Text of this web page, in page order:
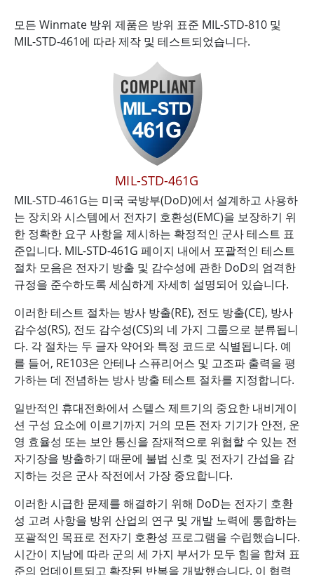
모든 Winmate 방위 제품은 방위 표준 MIL-STD-810 및
MIL-STD-461에 따라 제작 및 테스트되었습니다.
MIL-STD-461G
MIL-STD-461G는 미국 국방부(DoD)에서 설계하고 사용하
는 장치와 시스템에서 전자기 호환성(EMC)을 보장하기 위
한 정확한 요구 사항을 제시하는 확정적인 군사 테스트 표
준입니다. MIL-STD-461G 페이지 내에서 포괄적인 테스트
절차 모음은 전자기 방출 및 감수성에 관한 DoD의 엄격한
규정을 준수하도록 세심하게 자세히 설명되어 있습니다.
이러한 테스트 절차는 방사 방출(RE), 전도 방출(CE), 방사
감수성(RS), 전도 감수성(CS)의 네 가지 그룹으로 분류됩니
다. 각 절차는 두 글자 약어와 특정 코드로 식별됩니다. 예
를 들어, RE103은 안테나 스퓨리어스 및 고조파 출력을 평
가하는 데 전념하는 방사 방출 테스트 절차를 지정합니다.
일반적인 휴대전화에서 스텔스 제트기의 중요한 내비게이
션 구성 요소에 이르기까지 거의 모든 전자 기기가 안전, 운
영 효율성 또는 보안 통신을 잠재적으로 위협할 수 있는 전
자기장을 방출하기 때문에 불법 신호 및 전자기 간섭을 감
지하는 것은 군사 작전에서 가장 중요합니다.
이러한 시급한 문제를 해결하기 위해 DoD는 전자기 호환
성 고려 사항을 방위 산업의 연구 및 개발 노력에 통합하는
포괄적인 목표로 전자기 호환성 프로그램을 수립했습니다.
시간이 지남에 따라 군의 세 가지 부서가 모두 힘을 합쳐 표
준의 업데이트되고 확장된 반복을 개발했습니다. 이 협력